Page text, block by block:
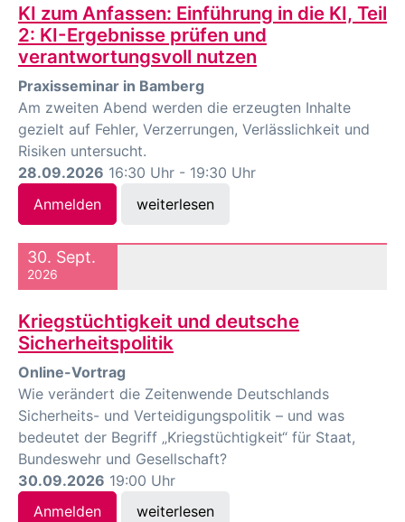
KI zum Anfassen: Einführung in die KI, Teil
2: KI-Ergebnisse prüfen und
verantwortungsvoll nutzen
Praxisseminar in Bamberg
Am zweiten Abend werden die erzeugten Inhalte
gezielt auf Fehler, Verzerrungen, Verlässlichkeit und
Risiken untersucht.
28.09.2026 16:30 Uhr - 19:30 Uhr
Anmelden
weiterlesen
30. Sept.
2026
Kriegstüchtigkeit und deutsche
Sicherheitspolitik
Online-Vortrag
Wie verändert die Zeitenwende Deutschlands
Sicherheits- und Verteidigungspolitik – und was
bedeutet der Begriff „Kriegstüchtigkeit“ für Staat,
Bundeswehr und Gesellschaft?
30.09.2026 19:00 Uhr
Anmelden
weiterlesen